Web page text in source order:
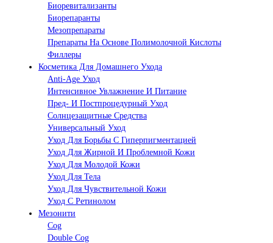
Биоревитализанты
Биорепаранты
Мезопрепараты
Препараты На Основе Полимолочной Кислоты
Филлеры
Косметика Для Домашнего Ухода
Anti-Age Уход
Интенсивное Увлажнение И Питание
Пред- И Постпроцедурный Уход
Солнцезащитные Средства
Универсальный Уход
Уход Для Борьбы С Гиперпигментацией
Уход Для Жирной И Проблемной Кожи
Уход Для Молодой Кожи
Уход Для Тела
Уход Для Чувствительной Кожи
Уход С Ретинолом
Мезонити
Cog
Double Cog